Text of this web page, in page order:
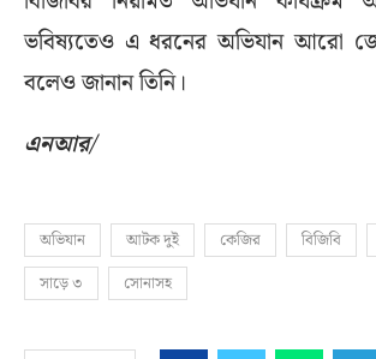
ভবিষ্যতেও এ ধরনের অভিযান আরো
বলেও জানান তিনি।
এনআর/
অভিযান আটক দুই কেজির বিজিবি
সাড়ে ৩
সোনাসহ